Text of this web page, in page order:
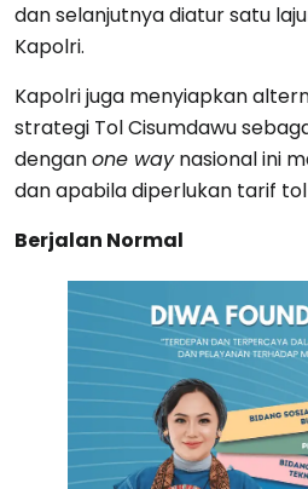
dan selanjutnya diatur satu
Kapolri.
Kapolri juga menyiapkan
strategi Tol Cisumdawu
denganone waynasional ini
dan apabila diperlukan tarif
Berjalan Normal